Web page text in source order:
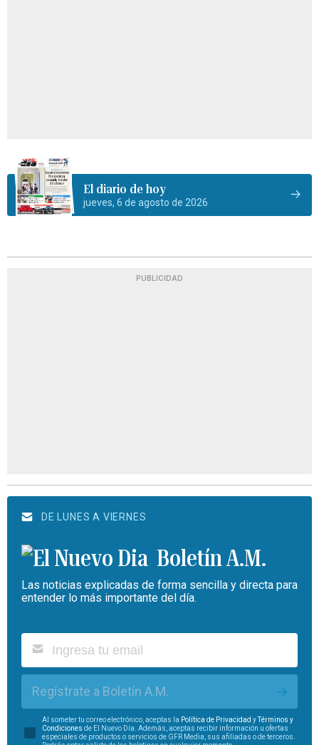
El diario de hoy
jueves, 6 de agosto de 2026
PUBLICIDAD
DE LUNES A VIERNES
Boletín A.M.
Las noticias explicadas de forma sencilla y directa para
entender lo más importante del día.
Regístrate a Boletín A.M.
Al someter tu correo electrónico, aceptas la Política de Privacidad yTérminos y
Condiciones de El Nuevo Día. Además, aceptas recibir información u ofertas
especiales de productos o servicios de GFR Media, sus afiliadas o de terceros.